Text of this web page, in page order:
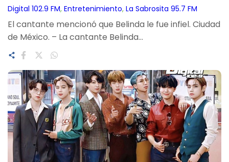
Digital 102.9 FM, Entretenimiento, La Sabrosita 95.7 FM
El cantante mencionó que Belinda le fue infiel. Ciudad
de México. – La cantante Belinda…